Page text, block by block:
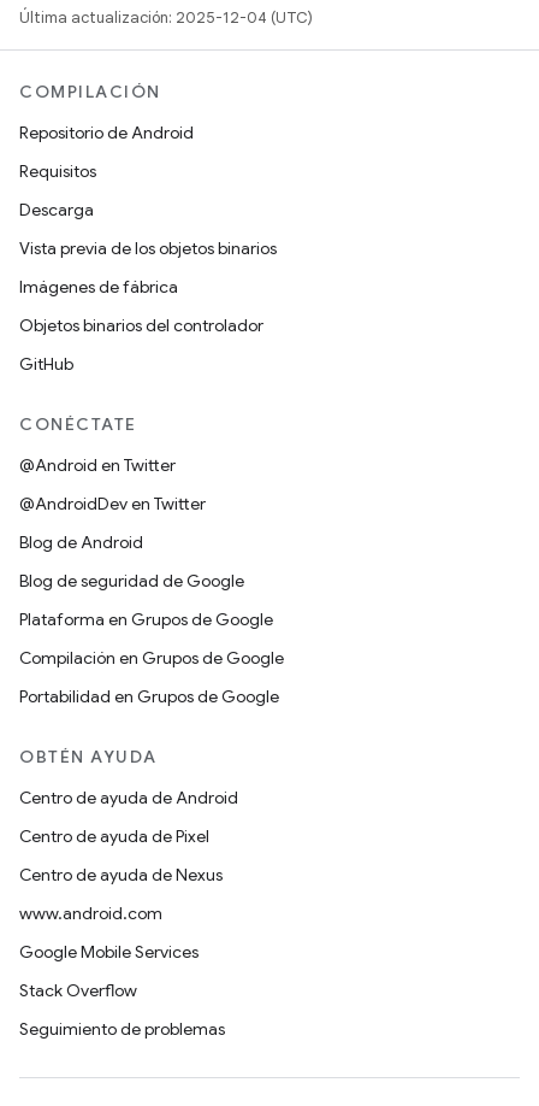
Última actualización: 2025-12-04 (UTC)
COMPILACIÓN
Repositorio de Android
Requisitos
Descarga
Vista previa de los objetos binarios
Imágenes de fábrica
Objetos binarios del controlador
GitHub
CONÉCTATE
@Android en Twitter
@AndroidDev en Twitter
Blog de Android
Blog de seguridad de Google
Plataforma en Grupos de Google
Compilación en Grupos de Google
Portabilidad en Grupos de Google
OBTÉN AYUDA
Centro de ayuda de Android
Centro de ayuda de Pixel
Centro de ayuda de Nexus
www.android.com
Google Mobile Services
Stack Overflow
Seguimiento de problemas